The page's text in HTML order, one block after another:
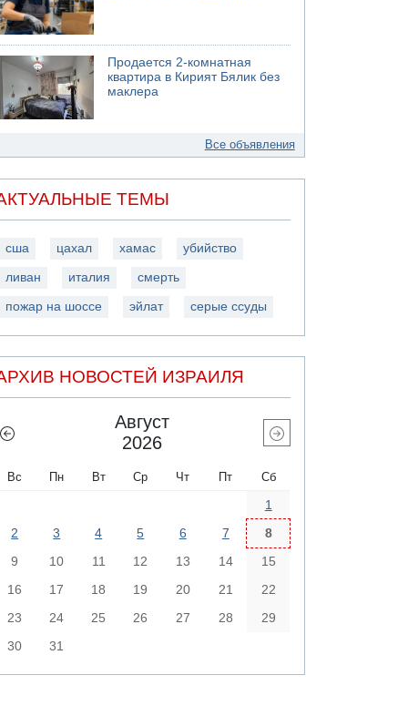
Продается 2-комнатная
квартира в Кирият Бялик без
маклера
Все объявления
ТЕМЫ
сша цахал хамас убийство
ливан италия смерть
пожар на шоссе эйлат серые ссуды
НОВОСТЕЙ ИЗРАИЛЯ
Август
2026
Вс Пн Вт Ср Чт Пт Сб
1
2
3 4 5 6 7
8
9
10 11 12 13 14
15
16
17 18 19 20 21
22
23
24 25 26 27 28
29
30
31